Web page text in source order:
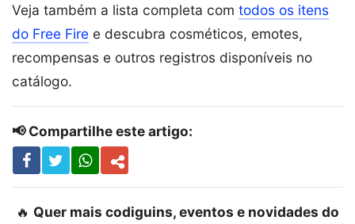
Veja também a lista completa com todos os itens
do Free Fire e descubra cosméticos, emotes,
recompensas e outros registros disponíveis no
catálogo.
📢 Compartilhe este artigo:
🔥 Quer mais codiguins, eventos e novidades do